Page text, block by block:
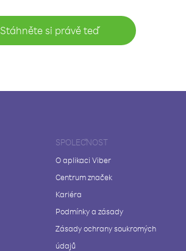
Stáhněte si právě teď
SPOLEČNOST
O aplikaci Viber
Centrum značek
Kariéra
Podmínky a zásady
Zásady ochrany soukromých
údajů